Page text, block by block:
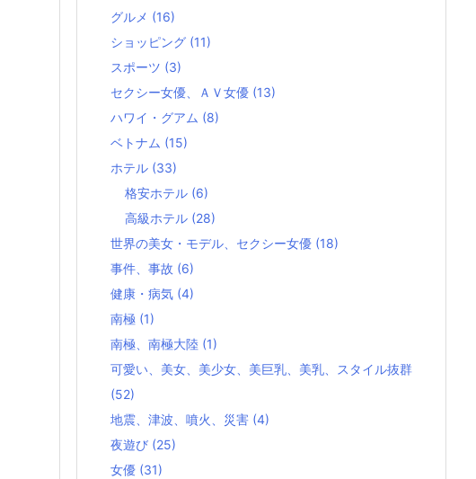
グルメ (16)
ショッピング (11)
スポーツ (3)
セクシー女優、ＡＶ女優 (13)
ハワイ・グアム (8)
ベトナム (15)
ホテル (33)
格安ホテル (6)
高級ホテル (28)
世界の美女・モデル、セクシー女優 (18)
事件、事故 (6)
健康・病気 (4)
南極 (1)
南極、南極大陸 (1)
可愛い、美女、美少女、美巨乳、美乳、スタイル抜群
(52)
地震、津波、噴火、災害 (4)
夜遊び (25)
女優 (31)